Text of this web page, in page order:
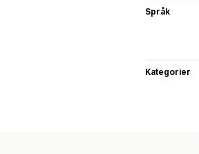
Språk
Kategorier